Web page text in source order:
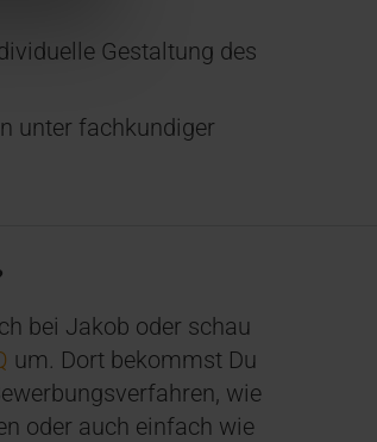
Gestaltung des
unter fachkundiger
bei Jakob oder schau
um. Dort bekommst ​Du
wie
oder ​auch einfach wie